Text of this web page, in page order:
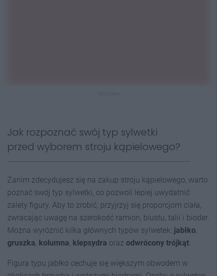
Jak rozpoznać swój typ sylwetki
przed wyborem stroju kąpielowego?
Zanim zdecydujesz się na zakup stroju kąpielowego, warto
poznać swój typ sylwetki, co pozwoli lepiej uwydatnić
zalety figury. Aby to zrobić, przyjrzyj się proporcjom ciała,
zwracając uwagę na szerokość ramion, biustu, talii i bioder.
Można wyróżnić kilka głównych typów sylwetek: jabłko
gruszka kolumna klepsydra oraz odwrócony trójkąt
Figura typu jabłko cechuje się większym obwodem w